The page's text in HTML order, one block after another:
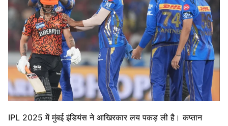
IPL 2025 में मुंबई इंडियंस ने आखिरकार लय पकड़ ली है। कप्तान